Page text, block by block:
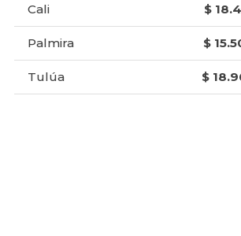
Cali $
Palmira $
Tulúa $